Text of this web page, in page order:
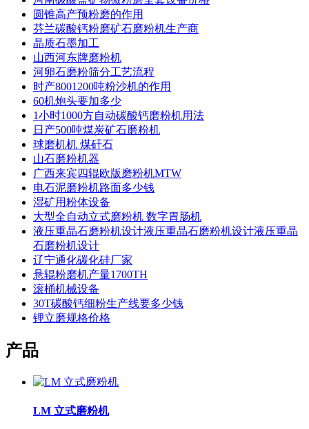
圆锥高产预粉磨的作用
芬兰碳酸钙粉磨矿石磨粉机生产商
晶质石墨加工
山西河东牌磨粉机
河卵石磨粉筛分工艺流程
时产8001200吨粉沙机的作用
60机炮头要加多少
1小时1000方自动碳酸钙磨粉机用法
日产500吨煤炭矿石磨粉机
球磨机机 煤矸石
山石磨粉机器
广西来宾四辊欧版磨粉机MTW
电石泥磨粉机路面多少钱
湿矿用粉体设备
大型全自动立式磨粉机 数字胃肠机
液压重晶石磨粉机设计液压重晶石磨粉机设计液压重晶
石磨粉机设计
辽宁通化碳化硅厂家
悬辊粉磨机产量1700TH
滚桶机械设备
30T碳酸钙细粉生产线要多少钱
锂立磨规格价格
产品
LM 立式磨粉机